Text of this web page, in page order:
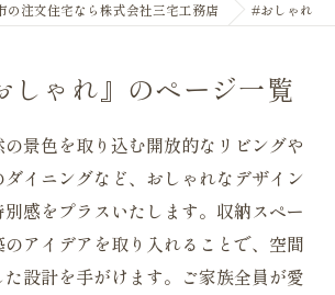
の注文住宅なら株式会社三宅工務店 #おしゃれ
しゃれ』のページ一覧
景色を取り込む開放的なリビングや
イニングなど、おしゃれなデザイン
感をプラスいたします。収納スペー
アイデアを取り入れることで、空間
設計を手がけます。ご家族全員が愛